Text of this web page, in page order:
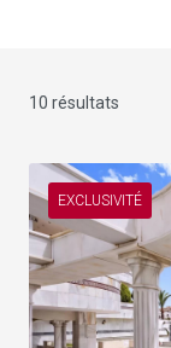
10 résultats
EXCLUSIVITÉ